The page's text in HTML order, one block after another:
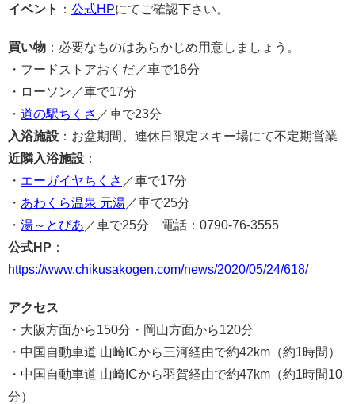
イベント ： 公式HPにてご確認下さい。
買い物 ：必要なものはあらかじめ用意しましょう。
・フードストアおくだ／車で16分
・ローソン／車で17分
・ 道の駅ちくさ ／車で23分
入浴施設 ：お盆期間、連休日限定スキー場にて不定期営業
近隣入浴施設 ：
・ エーガイヤちくさ ／車で17分
・ あわくら温泉 元湯 ／車で25分
・ 湯～とぴあ ／車で25分 電話：0790-76-3555
公式HP ：
https://www.chikusakogen.com/news/2020/05/24/618/
アクセス
・大阪方面から150分・岡山方面から120分
・中国自動車道 山崎ICから三河経由で約42km（約1時間）
・中国自動車道 山崎ICから羽賀経由で約47km（約1時間10
分）